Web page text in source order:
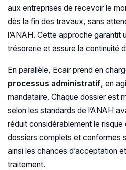
aux entreprises de recevoir le
dès la fin des travaux, sans
l’ANAH. Cette approche garantit
trésorerie et assure la continuité
En parallèle, Ecair prend en
processus administratif, en
mandataire. Chaque dossier est
selon les standards de l’ANAH
réduit considérablement le risque
dossiers complets et conformes
ainsi les chances d’acceptation
traitement.